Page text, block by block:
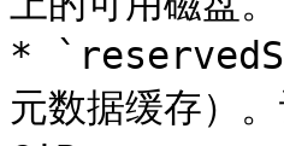
*
元数据缓存）